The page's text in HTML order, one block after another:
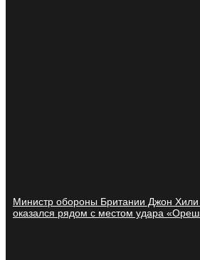
Министр обороны Британии Джон Хили
оказался рядом с местом удара